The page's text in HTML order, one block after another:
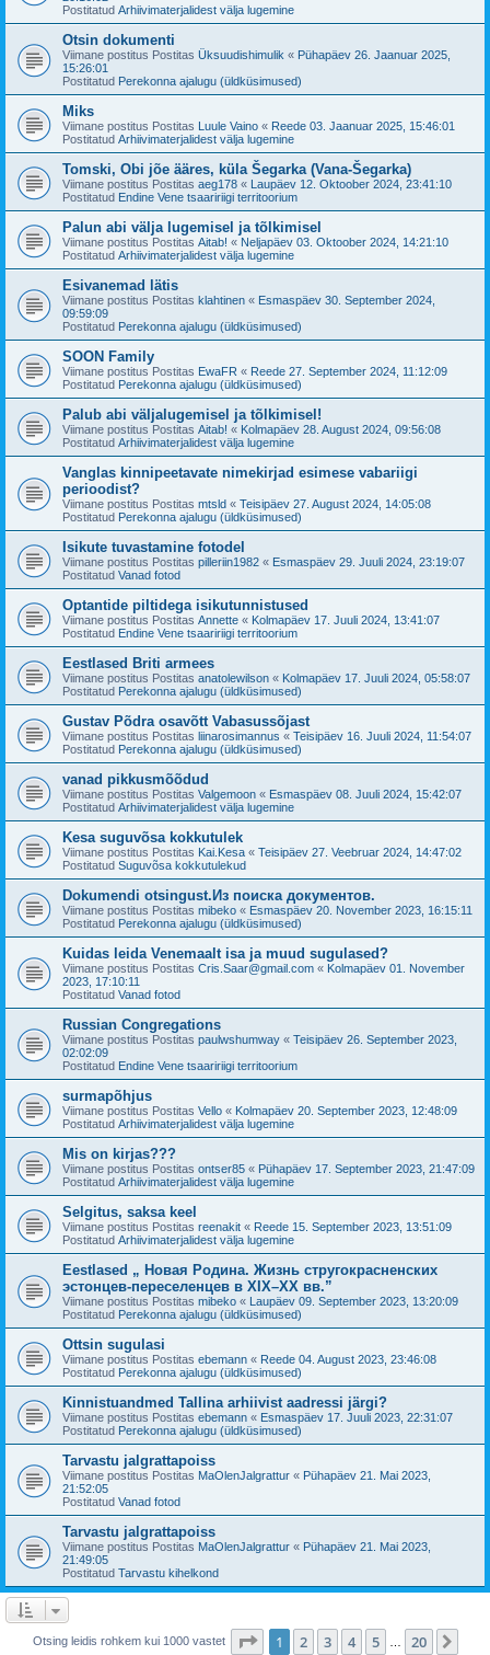
Postitatud Arhiivimaterjalidest välja lugemine
Otsin dokumenti
Viimane postitus Postitas Üksuudishimulik « Pühapäev 26. Jaanuar 2025,
15:26:01
Postitatud Perekonna ajalugu (üldküsimused)
Miks
Viimane postitus Postitas Luule Vaino « Reede 03. Jaanuar 2025, 15:46:01
Postitatud Arhiivimaterjalidest välja lugemine
Tomski, Obi jõe ääres, küla Šegarka (Vana-Šegarka)
Viimane postitus Postitas aeg178 « Laupäev 12. Oktoober 2024, 23:41:10
Postitatud Endine Vene tsaaririigi territoorium
Palun abi välja lugemisel ja tõlkimisel
Viimane postitus Postitas Aitab! « Neljapäev 03. Oktoober 2024, 14:21:10
Postitatud Arhiivimaterjalidest välja lugemine
Esivanemad lätis
Viimane postitus Postitas klahtinen « Esmaspäev 30. September 2024,
09:59:09
Postitatud Perekonna ajalugu (üldküsimused)
SOON Family
Viimane postitus Postitas EwaFR « Reede 27. September 2024, 11:12:09
Postitatud Perekonna ajalugu (üldküsimused)
Palub abi väljalugemisel ja tõlkimisel!
Viimane postitus Postitas Aitab! « Kolmapäev 28. August 2024, 09:56:08
Postitatud Arhiivimaterjalidest välja lugemine
Vanglas kinnipeetavate nimekirjad esimese vabariigi
perioodist?
Viimane postitus Postitas mtsld « Teisipäev 27. August 2024, 14:05:08
Postitatud Perekonna ajalugu (üldküsimused)
Isikute tuvastamine fotodel
Viimane postitus Postitas pilleriin1982 « Esmaspäev 29. Juuli 2024, 23:19:07
Postitatud Vanad fotod
Optantide piltidega isikutunnistused
Viimane postitus Postitas Annette « Kolmapäev 17. Juuli 2024, 13:41:07
Postitatud Endine Vene tsaaririigi territoorium
Eestlased Briti armees
Viimane postitus Postitas anatolewilson « Kolmapäev 17. Juuli 2024, 05:58:07
Postitatud Perekonna ajalugu (üldküsimused)
Gustav Põdra osavõtt Vabasussõjast
Viimane postitus Postitas liinarosimannus « Teisipäev 16. Juuli 2024, 11:54:07
Postitatud Perekonna ajalugu (üldküsimused)
vanad pikkusmõõdud
Viimane postitus Postitas Valgemoon « Esmaspäev 08. Juuli 2024, 15:42:07
Postitatud Arhiivimaterjalidest välja lugemine
Kesa suguvõsa kokkutulek
Viimane postitus Postitas Kai.Kesa « Teisipäev 27. Veebruar 2024, 14:47:02
Postitatud Suguvõsa kokkutulekud
Dokumendi otsingust.Из поиска документов.
Viimane postitus Postitas mibeko « Esmaspäev 20. November 2023, 16:15:11
Postitatud Perekonna ajalugu (üldküsimused)
Kuidas leida Venemaalt isa ja muud sugulased?
Viimane postitus Postitas Cris.Saar@gmail.com « Kolmapäev 01. November
2023, 17:10:11
Postitatud Vanad fotod
Russian Congregations
Viimane postitus Postitas paulwshumway « Teisipäev 26. September 2023,
02:02:09
Postitatud Endine Vene tsaaririigi territoorium
surmapõhjus
Viimane postitus Postitas Vello « Kolmapäev 20. September 2023, 12:48:09
Postitatud Arhiivimaterjalidest välja lugemine
Mis on kirjas???
Viimane postitus Postitas ontser85 « Pühapäev 17. September 2023, 21:47:09
Postitatud Arhiivimaterjalidest välja lugemine
Selgitus, saksa keel
Viimane postitus Postitas reenakit « Reede 15. September 2023, 13:51:09
Postitatud Arhiivimaterjalidest välja lugemine
Eestlased „ Новая Родина. Жизнь стругокрасненских
эстонцев-переселенцев в XIX–XX вв.”
Viimane postitus Postitas mibeko « Laupäev 09. September 2023, 13:20:09
Postitatud Perekonna ajalugu (üldküsimused)
Ottsin sugulasi
Viimane postitus Postitas ebemann « Reede 04. August 2023, 23:46:08
Postitatud Perekonna ajalugu (üldküsimused)
Kinnistuandmed Tallina arhiivist aadressi järgi?
Viimane postitus Postitas ebemann « Esmaspäev 17. Juuli 2023, 22:31:07
Postitatud Perekonna ajalugu (üldküsimused)
Tarvastu jalgrattapoiss
Viimane postitus Postitas MaOlenJalgrattur « Pühapäev 21. Mai 2023,
21:52:05
Postitatud Vanad fotod
Tarvastu jalgrattapoiss
Viimane postitus Postitas MaOlenJalgrattur « Pühapäev 21. Mai 2023,
21:49:05
Postitatud Tarvastu kihelkond
Otsing leidis rohkem kui 1000 vastet 1 . leht20 -st
1 2 3 4 5 20